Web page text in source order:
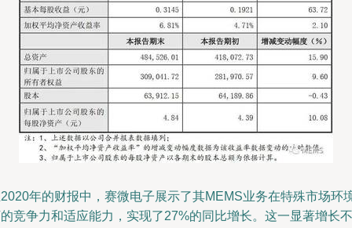
年的财报中，赛微电子展示了其MEMS业务在特殊市场环
竞争力和适应能力，实现了27%的同比增长。这一显著增长不